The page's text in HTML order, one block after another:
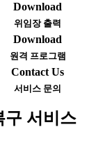
Download
위임장 출력
Download
원격 프로그램
Contact Us
서비스 문의
구 서비스